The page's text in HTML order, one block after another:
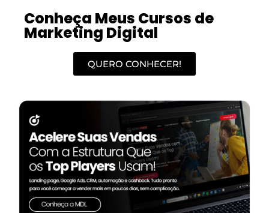
Conheça Meus Cursos de
Marketing Digital
QUERO CONHECER!